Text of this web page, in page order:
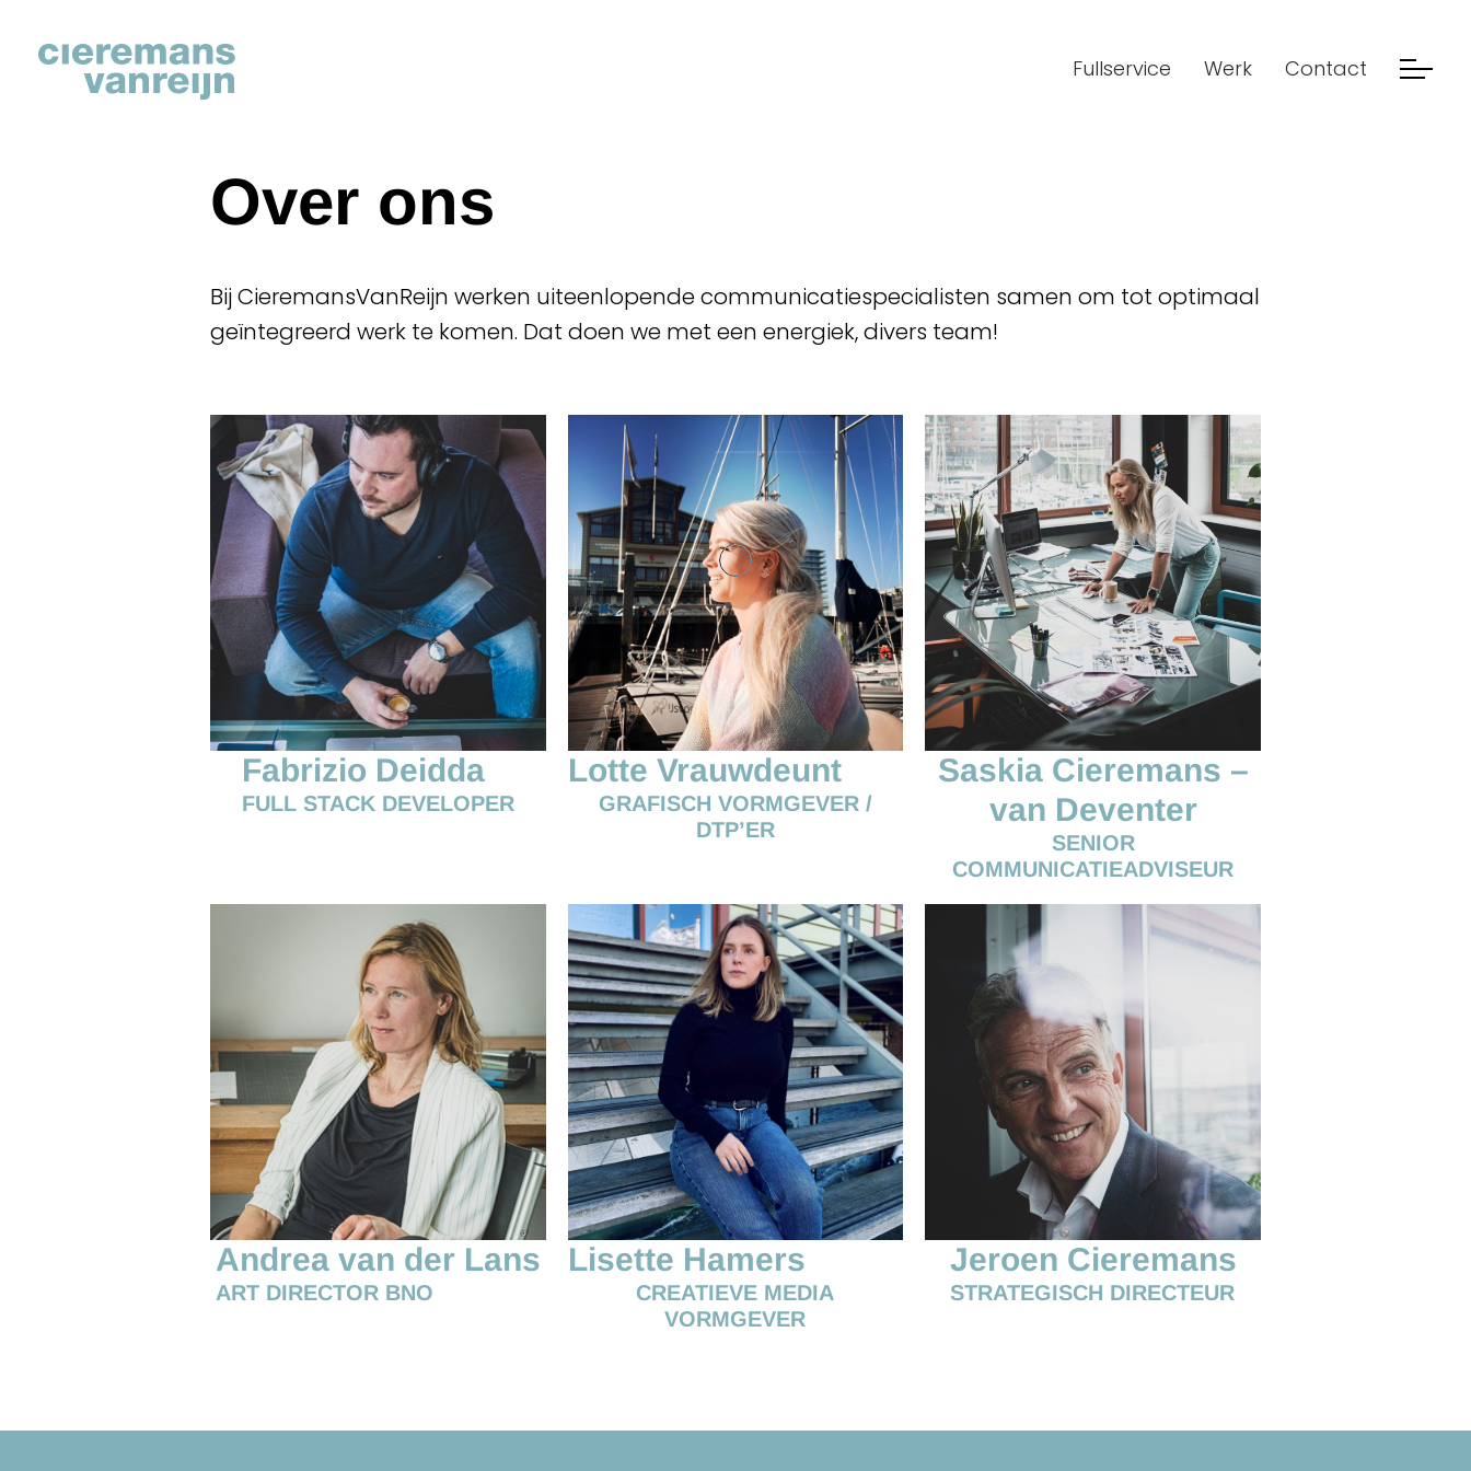
Fullservice Werk Contact
Over ons
Bij CieremansVanReijn werken uiteenlopende communicatiespecialisten samen om tot optimaal
geïntegreerd werk te komen. Dat doen we met een energiek, divers team!
Fabrizio Deidda
FULL STACK DEVELOPER
Lotte Vrauwdeunt
GRAFISCH VORMGEVER /
DTP’ER
Saskia Cieremans –
van Deventer
SENIOR
COMMUNICATIEADVISEUR
Andrea van der Lans
ART DIRECTOR BNO
Lisette Hamers
CREATIEVE MEDIA
VORMGEVER
Jeroen Cieremans
STRATEGISCH DIRECTEUR